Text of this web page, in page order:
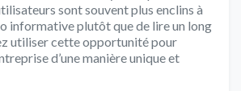
sont souvent plus enclins à
informative plutôt que de lire un long
utiliser cette opportunité pour
d’une manière unique et